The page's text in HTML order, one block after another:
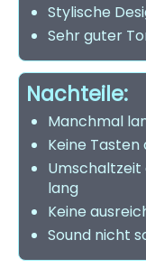
Stylische
Sehr guter
Nachteile:
Manchmal
Keine Tasten
Umschaltzeit
lang
Keine
Sound nicht